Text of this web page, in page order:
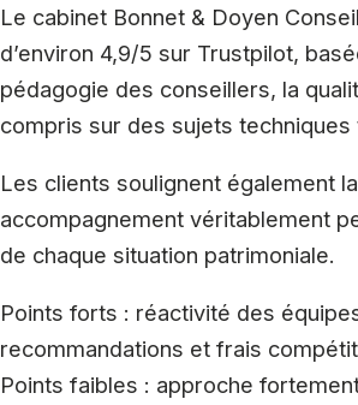
Le cabinet Bonnet & Doyen
d’environ 4,9/5 sur Trustpilot,
pédagogie des conseillers, la
compris sur des sujets
Les clients soulignent également
accompagnement véritablement
de chaque situation patrimoniale.
Points forts : réactivité des
recommandations et frais
Points faibles : approche